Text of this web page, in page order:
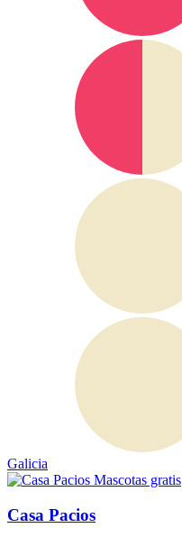
Galicia
Mascotas gratis
Casa Pacios